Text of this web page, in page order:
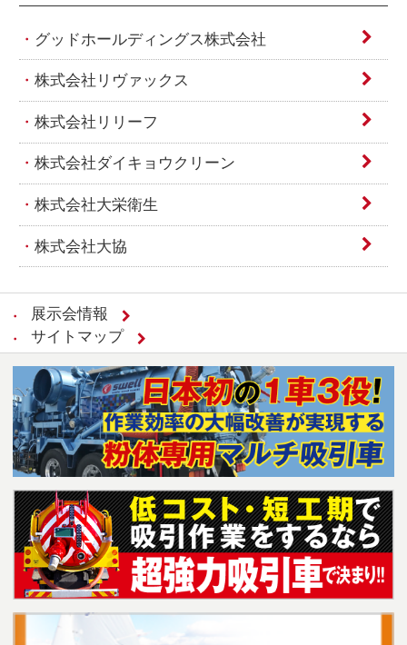
グッドホールディングス株式会社
株式会社リヴァックス
株式会社リリーフ
株式会社ダイキョウクリーン
株式会社大栄衛生
株式会社大協
展示会情報
サイトマップ